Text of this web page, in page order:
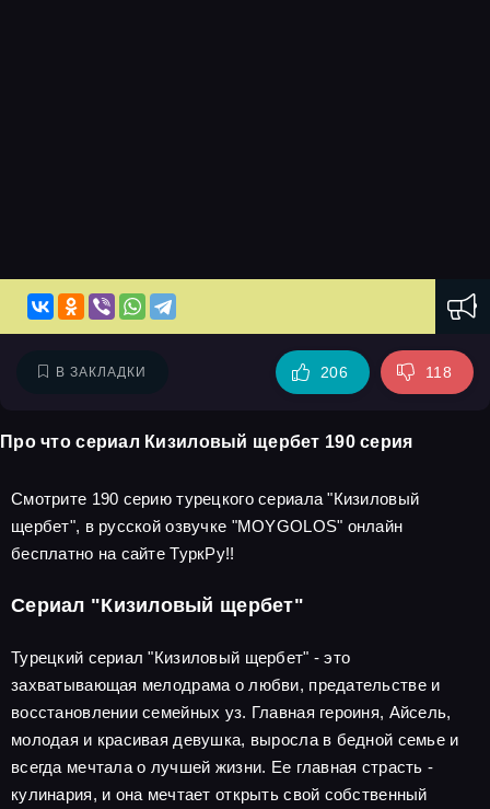
В ЗАКЛАДКИ 206 118
Про что сериал Кизиловый щербет 190 серия
Смотрите 190 серию турецкого сериала "Кизиловый
щербет", в русской озвучке "MOYGOLOS" онлайн
бесплатно на сайте ТуркРу!!
Сериал "Кизиловый щербет"
Турецкий сериал "Кизиловый щербет" - это
захватывающая мелодрама о любви, предательстве и
восстановлении семейных уз. Главная героиня, Айсель,
молодая и красивая девушка, выросла в бедной семье и
всегда мечтала о лучшей жизни. Ее главная страсть -
кулинария, и она мечтает открыть свой собственный